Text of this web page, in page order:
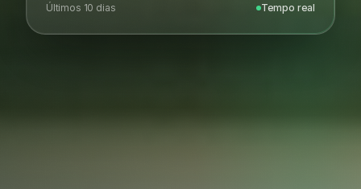
Últimos 10 dias Tempo real